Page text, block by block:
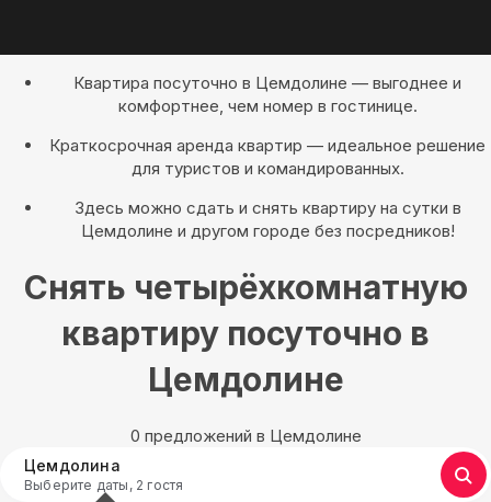
Квартира посуточно в Цемдолине — выгоднее и
комфортнее, чем номер в гостинице.
Краткосрочная аренда квартир — идеальное решение
для туристов и командированных.
Здесь можно сдать и снять квартиру на сутки в
Цемдолине и другом городе без посредников!
Снять четырёхкомнатную
квартиру посуточно в
Цемдолине
0 предложений в Цемдолине
Цемдолина
Выберите даты, 2 гостя